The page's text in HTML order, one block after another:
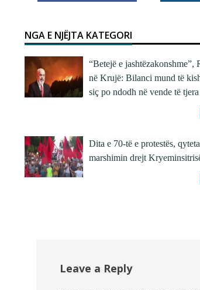
NGA E NJËJTA KATEGORI
“Betejë e jashtëzakonshme”,
në Krujë: Bilanci mund të
siç po ndodh në vende të
Dita e 70-të e protestës,
marshimin drejt
Leave a Reply